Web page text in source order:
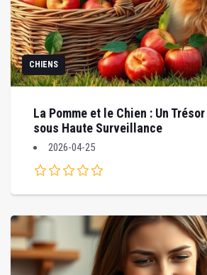
CHIENS
La Pomme et le Chien : Un
sous Haute Surveillance
2026-04-25